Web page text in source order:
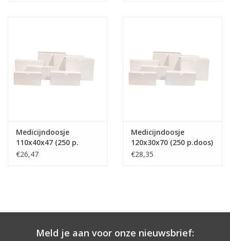
Medicijndoosje
110x40x47 (250 p.
doos) Art. 477
€26,47
Medicijndoosje
120x30x70 (250 p.doos)
Art. 478
€28,35
Meld je aan voor onze nieuwsbrief: